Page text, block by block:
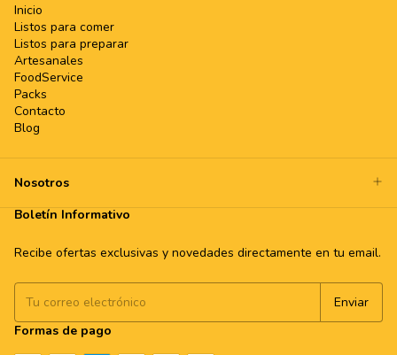
Inicio
Listos para comer
Listos para preparar
Artesanales
FoodService
Packs
Contacto
Blog
Nosotros
Boletín Informativo
Recibe ofertas exclusivas y novedades directamente en tu email.
Formas de pago